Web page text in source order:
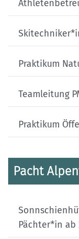
Praktikum
Teamleitung
Praktikum
Pacht
Pächter*in ab